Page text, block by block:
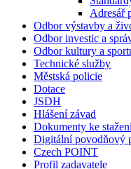
Adresář
Odbor výstavby a
Odbor investic a
Odbor kultury a
Technické služby
Městská policie
Dotace
JSDH
Hlášení závad
Dokumenty ke
Digitální povodňový
Czech POINT
Profil zadavatele